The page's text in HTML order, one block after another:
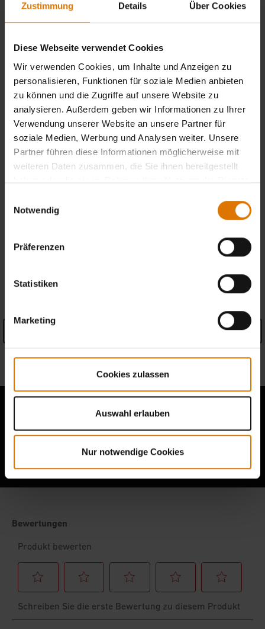
Zustimmung Details Über Cookies
Diese Webseite verwendet Cookies
Wir verwenden Cookies, um Inhalte und Anzeigen zu
personalisieren, Funktionen für soziale Medien anbieten
zu können und die Zugriffe auf unsere Website zu
analysieren. Außerdem geben wir Informationen zu Ihrer
Verwendung unserer Website an unsere Partner für
soziale Medien, Werbung und Analysen weiter. Unsere
Partner führen diese Informationen möglicherweise mit
weiteren Daten zusammen, die Sie ihnen bereitgestellt
haben oder die sie im Rahmen Ihrer Nutzung der Dienste
Notwendig
Präferenzen
Statistiken
Marketing
Cookies zulassen
Auswahl erlauben
Nur notwendige Cookies
Kostenlose Retouren (Mehr Informationen)
Achten Sie auf FSC®- zertifizierte Weber
PRODUKTDETAILS
Informationen zum Hersteller
Berichte von anderen Grillern lesen